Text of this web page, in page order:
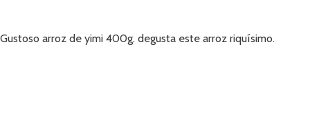
Gustoso arroz de yimi 400g. degusta este arroz riquísimo.